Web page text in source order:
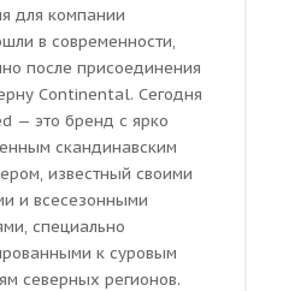
для компании
в современности,
после присоединения
Continental. Сегодня
— это бренд с ярко
скандинавским
известный своими
и всесезонными
специально
к суровым
северных регионов.